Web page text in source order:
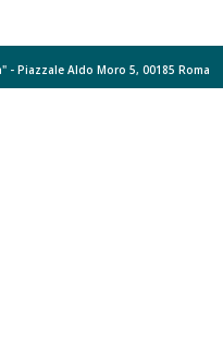
Piazzale Aldo Moro 5, 00185 Roma